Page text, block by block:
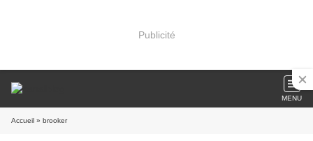
Publicité
MENU
Accueil » brooker